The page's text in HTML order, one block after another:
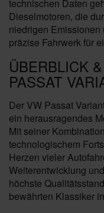
technischen Daten
Dieselmotoren, die
niedrigen Emissionen
präzise Fahrwerk für
ÜBERBLICK
PASSAT
Der VW Passat
ein herausragendes
Mit seiner
technologischem
Herzen vieler
Weiterentwicklung
höchste
bewährten Klassiker